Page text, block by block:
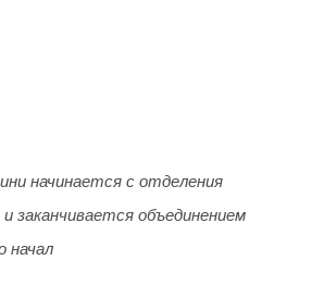
начинается с отделения
заканчивается объединением
начал